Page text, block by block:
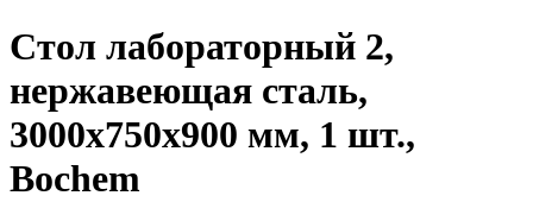
Стол лабораторный 2,
нержавеющая сталь,
3000х750х900 мм, 1 шт.,
Bochem